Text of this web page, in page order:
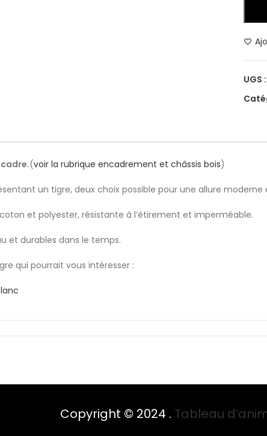
UGS :
(voir la rubrique encadrement et châssis bois)
un tigre, deux choix possible pour une allure
et polyester, résistante à l’étirement et imperméable.
et durables dans le temps.
qui pourrait vous intéresser :
Copyright © 2024 . Tableau